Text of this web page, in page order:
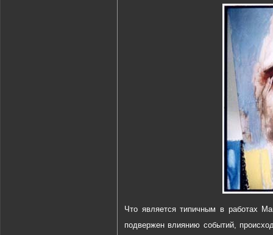
Что является типичным в работах
подвержен влиянию событий,